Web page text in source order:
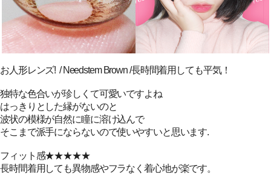
お人形レンズ! / Needstem Brown /長時間着用しても平気！
独特な色合いが珍しくて可愛いですよね
はっきりとした縁がないのと
波状の模様が自然に瞳に溶け込んで
そこまで派手にならないので使いやすいと思います.
フィット感★★★★★
長時間着用しても異物感やフラなく着心地が楽です。